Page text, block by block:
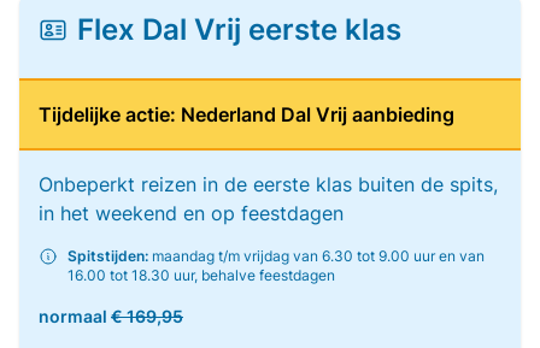
Flex Dal Vrij eerste klas
Tijdelijke actie: Nederland Dal Vrij aanbieding
Onbeperkt reizen in de eerste klas buiten de spits,
in het weekend en op feestdagen
Spitstijden: maandag t/m vrijdag van 6.30 tot 9.00 uur en van
16.00 tot 18.30 uur, behalve feestdagen
normaal € 169,95